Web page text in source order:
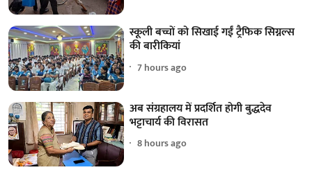
स्कूली बच्चों को सिखाई गईं ट्रैफिक सिग्नल्स
की बारीकियां
7 hours ago
अब संग्रहालय में प्रदर्शित होगी बुद्धदेव
भट्टाचार्य की विरासत
8 hours ago